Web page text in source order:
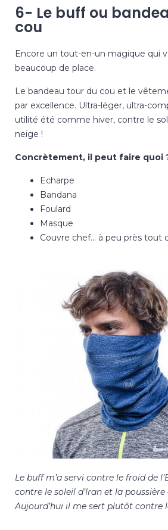
6- Le buff ou
cou
Encore un tout-en-un magique qui
beaucoup de place.
Le bandeau tour du cou et le
par excellence. Ultra-léger, ultra-
utilité été comme hiver, contre le
neige !
Concrètement, il peut faire quoi
Echarpe
Bandana
Foulard
Masque
Couvre chef… à peu près tout
Le buff m’a servi contre le froid de
contre le soleil d’Iran et la poussière
Aujourd’hui il me sert plutôt contre